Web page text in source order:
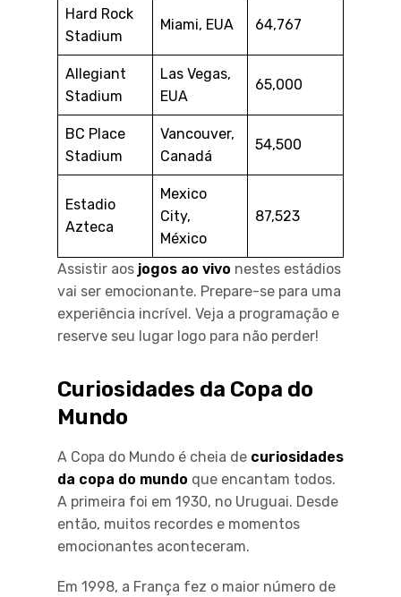
Hard Rock
Stadium
Miami, EUA 64,767
Allegiant
Stadium
Las Vegas,
EUA
65,000
BC Place
Stadium
Vancouver,
Canadá
54,500
Estadio
Azteca
Mexico
City,
México
87,523
Assistir aos jogos ao vivo nestes estádios
vai ser emocionante. Prepare-se para uma
experiência incrível. Veja a programação e
reserve seu lugar logo para não perder!
Curiosidades da Copa do
Mundo
A Copa do Mundo é cheia de curiosidades
da copa do mundo que encantam todos.
A primeira foi em 1930, no Uruguai. Desde
então, muitos recordes e momentos
emocionantes aconteceram.
Em 1998, a França fez o maior número de